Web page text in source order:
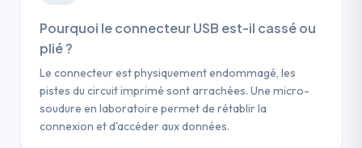
Pourquoi le connecteur USB est-il cassé ou
plié ?
Le connecteur est physiquement endommagé, les
pistes du circuit imprimé sont arrachées. Une micro-
soudure en laboratoire permet de rétablir la
connexion et d'accéder aux données.